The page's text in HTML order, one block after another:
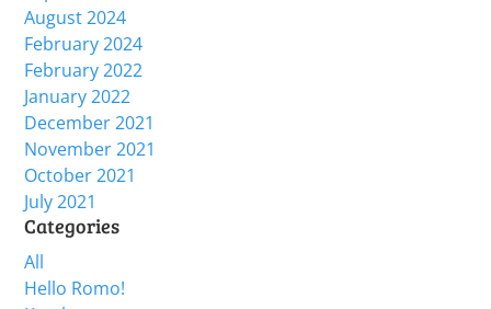
August 2024
February 2024
February 2022
January 2022
December 2021
November 2021
October 2021
July 2021
Categories
All
Hello Romo!